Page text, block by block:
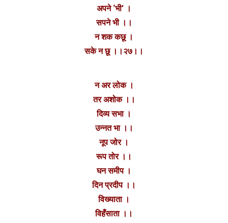
अपने ‘भी’ ।
सपने भी ।।
न शक कछू ।
सके न छू ।।२७।।
न अर लोक ।
तर अशोक ।।
दिव्य सभा ।
उन्नत भा ।।
नूप जोर ।
रूप तोर ।।
घन समीप ।
दिन प्रदीप ।।
विख्याता ।
विहँसाता ।।